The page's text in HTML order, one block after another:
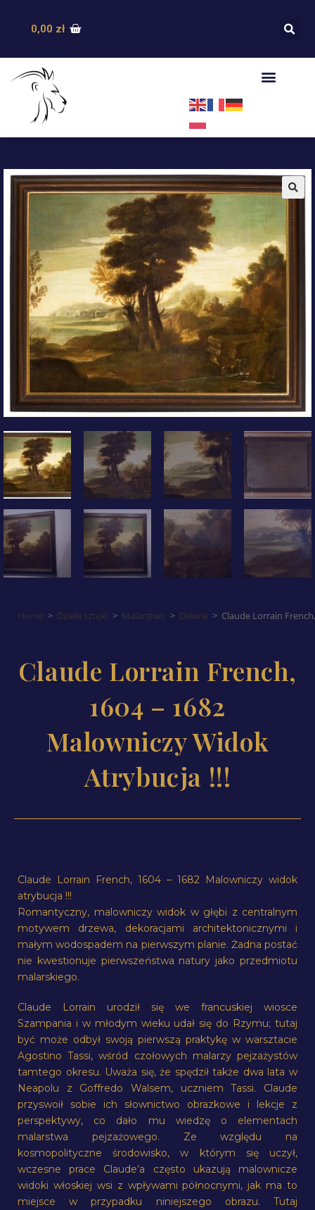
0,00 zł
Home > Dzieła sztuki > Malarstwo > Dawne > Claude Lorrain
Claude Lorrain French,
1604 – 1682
Malowniczy Widok
Atrybucja !!!
Claude Lorrain French, 1604 – 1682 Malowniczy widok
atrybucja !!!
Romantyczny, malowniczy widok w głębi z centralnym
motywem drzewa, dekoracjami architektonicznymi i
małym wodospadem na pierwszym planie. Żadna postać
nie kwestionuje pierwszeństwa natury jako przedmiotu
malarskiego.
Claude Lorrain urodził się we francuskiej wiosce
Szampania i w młodym wieku udał się do Rzymu; tutaj
być może odbył swoją pierwszą praktykę w warsztacie
Agostino Tassi, wśród czołowych malarzy pejzażystów
tamtego okresu. Uważa się, że spędził także dwa lata w
Neapolu z Goffredo Walsem, uczniem Tassi. Claude
przyswoił sobie ich słownictwo obrazkowe i lekcje z
perspektywy, co dało mu wiedzę o elementach
malarstwa pejzażowego. Ze względu na
kosmopolityczne środowisko, w którym się uczył,
wczesne prace Claude’a często ukazują malownicze
widoki włoskiej wsi z wpływami północnymi, jak ma to
miejsce w przypadku niniejszego obrazu. Tutaj